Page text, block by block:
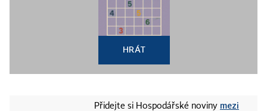
HRÁT
Přidejte si Hospodářské noviny mezi